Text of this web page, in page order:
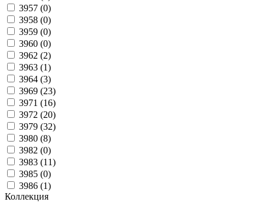
3957 (0)
3958 (0)
3959 (0)
3960 (0)
3962 (2)
3963 (1)
3964 (3)
3969 (23)
3971 (16)
3972 (20)
3979 (32)
3980 (8)
3982 (0)
3983 (11)
3985 (0)
3986 (1)
Коллекция